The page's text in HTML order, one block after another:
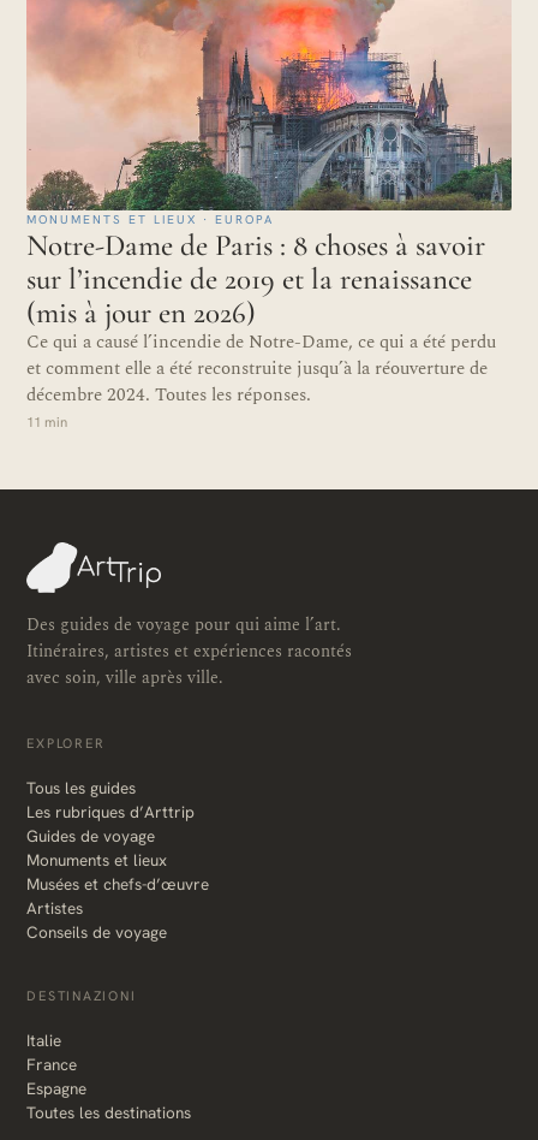
MONUMENTS ET LIEUX · EUROPA
Notre-Dame de Paris : 8 choses à savoir
sur l’incendie de 2019 et la renaissance
(mis à jour en 2026)
Ce qui a causé l’incendie de Notre-Dame, ce qui a été perdu
et comment elle a été reconstruite jusqu’à la réouverture de
décembre 2024. Toutes les réponses.
11 min
Des guides de voyage pour qui aime l’art.
Itinéraires, artistes et expériences racontés
avec soin, ville après ville.
EXPLORER
Tous les guides
Les rubriques d’Arttrip
Guides de voyage
Monuments et lieux
Musées et chefs-d’œuvre
Artistes
Conseils de voyage
DESTINAZIONI
Italie
France
Espagne
Toutes les destinations